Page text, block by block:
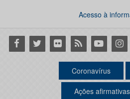
Acesso à
Facebook
Twitter Flickr RSS Youtube
Coronavírus
Ações afirmativas